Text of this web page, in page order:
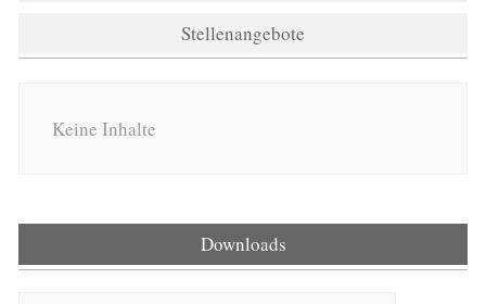
Stellenangebote
Keine Inhalte
Downloads